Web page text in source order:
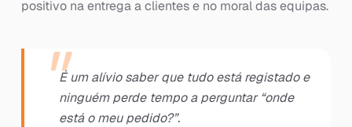
positivo na entrega a clientes e no moral das equipas.
É um alívio saber que tudo está registado e
ninguém perde tempo a perguntar “onde
está o meu pedido?”.